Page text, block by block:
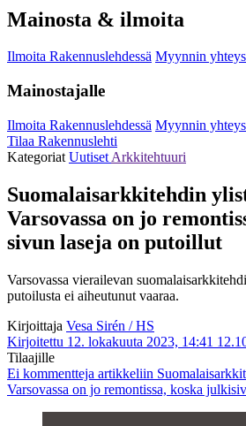
Mainosta & ilmoita
Ilmoita Rakennuslehdessä Myynnin
Mainostajalle
Ilmoita Rakennuslehdessä Myynnin
Tilaa Rakennuslehti
Kategoriat Uutiset Arkkitehtuuri
Suomalais­arkkitehdin
Varsovassa on jo
sivun laseja on putoillut
Varsovassa vierailevan
putoilusta ei aiheutunut vaaraa.
Kirjoittaja Vesa Sirén / HS
Kirjoitettu 12. lokakuuta 2023, 14:41
Tilaajille
Ei kommentteja artikkeliin
Varsovassa on jo remontissa, koska